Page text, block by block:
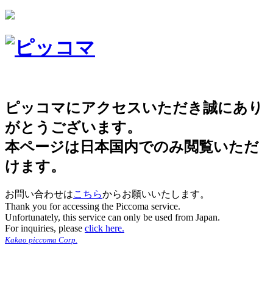
ピッコマにアクセスいただき誠にあり
がとうございます。
本ページは日本国内でのみ閲覧いただ
けます。
お問い合わせはこちらからお願いいたします。
Thank you for accessing the Piccoma service.
Unfortunately, this service can only be used from Japan.
For inquiries, please click here.
Kakao piccoma Corp.